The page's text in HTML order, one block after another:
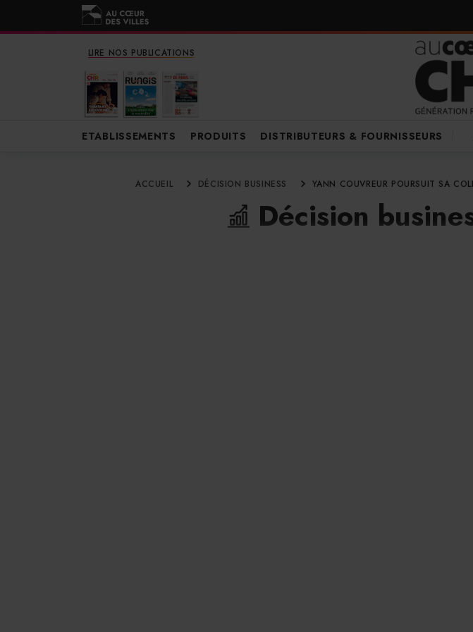
LIRE NOS PUBLICATIONS
ETABLISSEMENTS PRODUITS DISTRIBUTEURS & FOURNISSEURS
ACCUEIL DÉCISION BUSINESS YANN COUVREUR POURSUIT SA
Décision